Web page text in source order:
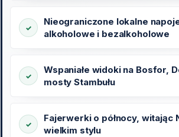
Nieograniczone lokalne
alkoholowe i bezalkoholowe
Wspaniałe widoki na Bosfor,
mosty Stambułu
Fajerwerki o północy, witając
wielkim stylu